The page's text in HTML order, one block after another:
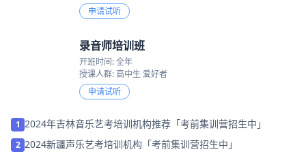
申请试听
录音师培训班
开班时间: 全年
授课人群: 高中生 爱好者
申请试听
1 2024年吉林音乐艺考培训机构推荐「考前集训营招生中」
2 2024新疆声乐艺考培训机构「考前集训营招生中」